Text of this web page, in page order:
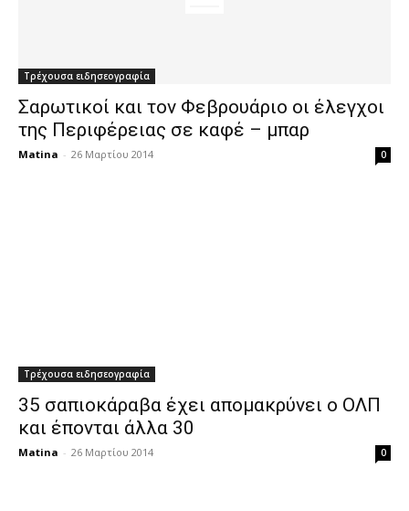
Τρέχουσα ειδησεογραφία
Σαρωτικοί και τον Φεβρουάριο οι έλεγχοι
της Περιφέρειας σε καφέ – μπαρ
Matina - 26 Μαρτίου 2014 0
Τρέχουσα ειδησεογραφία
35 σαπιοκάραβα έχει απομακρύνει ο ΟΛΠ
και έπονται άλλα 30
Matina - 26 Μαρτίου 2014 0